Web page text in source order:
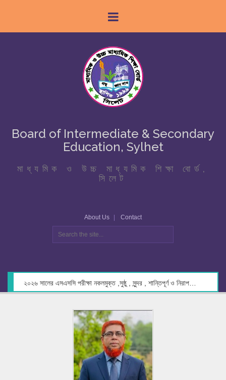
Board of Intermediate & Secondary
Education, Sylhet
মাধ্যমিক ও উচ্চ মাধ্যমিক শিক্ষা বোর্ড,
সিলেট
About Us Contact